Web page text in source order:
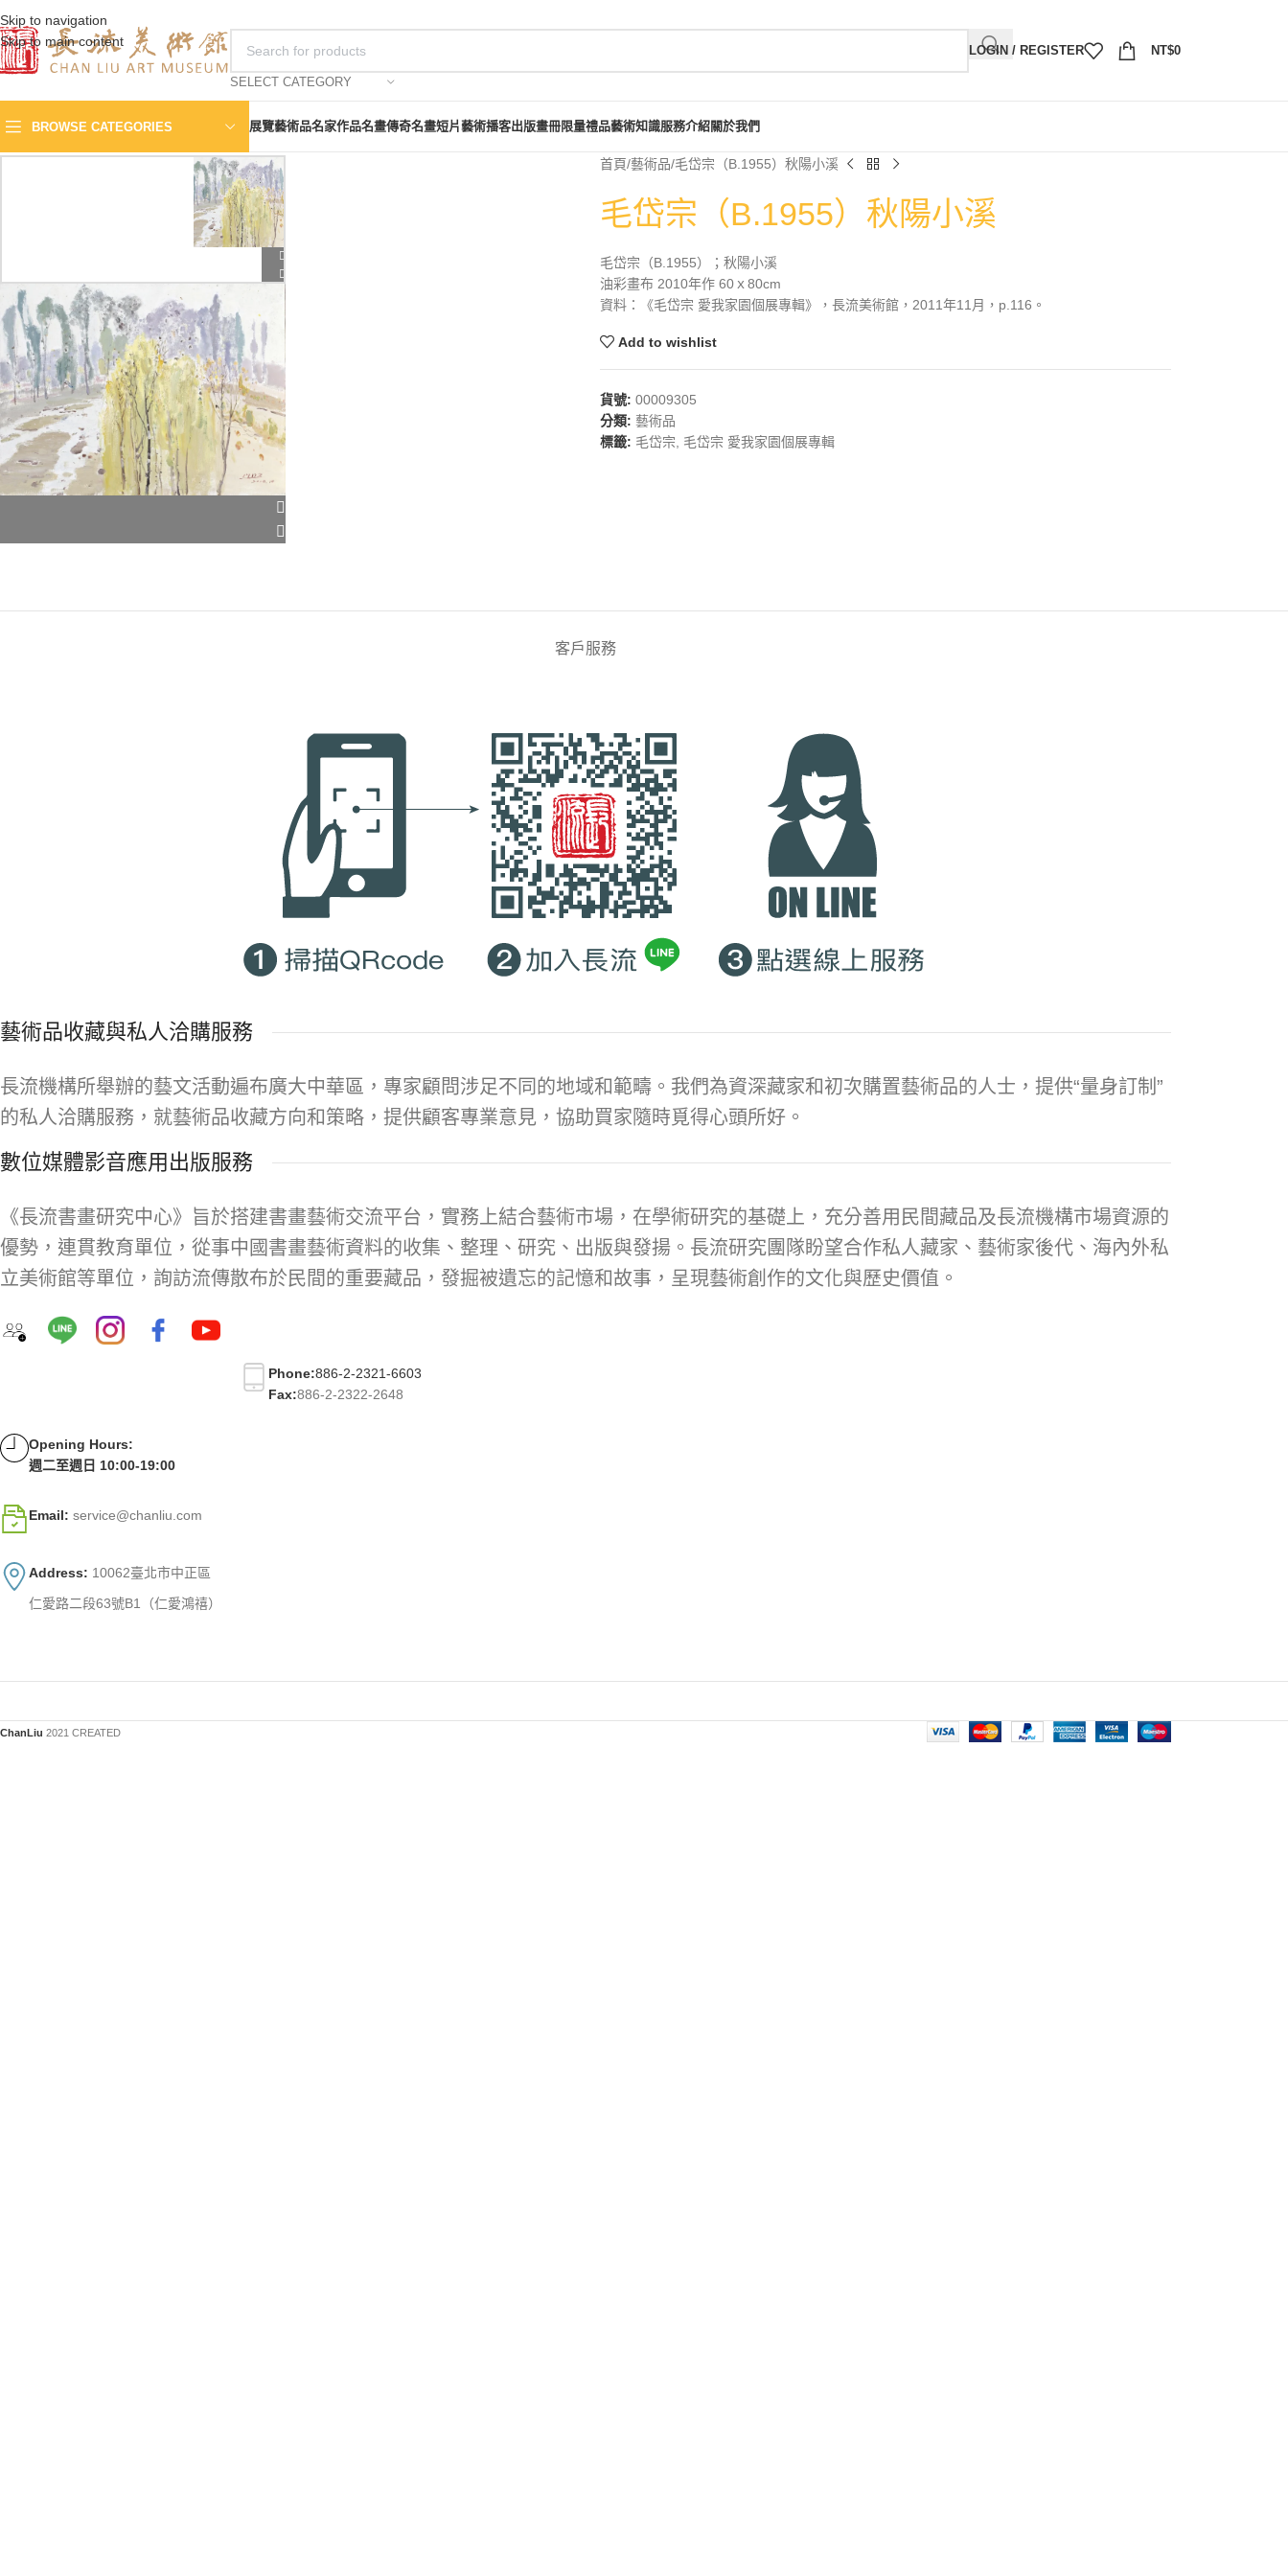
Skip to navigation
Skip to main content
SELECT CATEGORY
LOGIN / REGISTER NT$0
BROWSE CATEGORIES 展覽藝術品名家作品名畫傳奇名畫短片藝術播客出版畫冊限量禮品藝術知識服務介紹關於我們
首頁 藝術品 毛岱宗（B.1955）秋陽小溪
毛岱宗（B.1955）秋陽小溪
毛岱宗（B.1955）；秋陽小溪
油彩畫布 2010年作 60ｘ80cm
資料：《毛岱宗 愛我家園個展專輯》，長流美術館，2011年11月，p.116。
Add to wishlist
貨號: 00009305
分類: 藝術品
標籤: 毛岱宗 毛岱宗 愛我家園個展專輯
客戶服務
藝術品收藏與私人洽購服務
長流機構所舉辦的藝文活動遍布廣大中華區，專家顧問涉足不同的地域和範疇。我們為資深藏家和初次購置藝術品的人士，提供“量身訂制”
的私人洽購服務，就藝術品收藏方向和策略，提供顧客專業意見，協助買家隨時覓得心頭所好。
數位媒體影音應用出版服務
《長流書畫研究中心》旨於搭建書畫藝術交流平台，實務上結合藝術市場，在學術研究的基礎上，充分善用民間藏品及長流機構市場資源的
優勢，連貫教育單位，從事中國書畫藝術資料的收集、整理、研究、出版與發揚。長流研究團隊盼望合作私人藏家、藝術家後代、海內外私
立美術館等單位，詢訪流傳散布於民間的重要藏品，發掘被遺忘的記憶和故事，呈現藝術創作的文化與歷史價值。
Phone:886-2-2321-6603
Fax:886-2-2322-2648
Opening Hours:
週二至週日 10:00-19:00
Email: service@chanliu.com
Address: 10062臺北市中正區
仁愛路二段63號B1（仁愛鴻禧）
ChanLiu 2021 CREATED